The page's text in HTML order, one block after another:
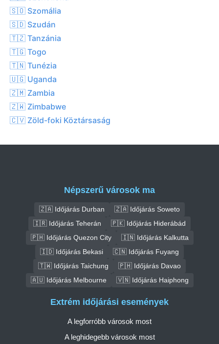
🇸🇴 Szomália
🇸🇩 Szudán
🇹🇿 Tanzánia
🇹🇬 Togo
🇹🇳 Tunézia
🇺🇬 Uganda
🇿🇲 Zambia
🇿🇼 Zimbabwe
🇨🇻 Zöld-foki Köztársaság
Népszerű városok ma
🇿🇦 Időjárás Durban
🇿🇦 Időjárás Soweto
🇮🇷 Időjárás Teherán
🇵🇰 Időjárás Hiderábád
🇵🇭 Időjárás Quezon City
🇮🇳 Időjárás Kalkutta
🇮🇩 Időjárás Bekasi
🇨🇳 Időjárás Fuyang
🇹🇼 Időjárás Taichung
🇵🇭 Időjárás Davao
🇦🇺 Időjárás Melbourne
🇻🇳 Időjárás Haiphong
Extrém időjárási események
A legforróbb városok most
A leghidegebb városok most